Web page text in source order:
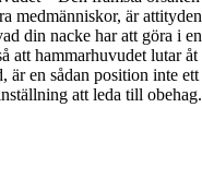
är
din nacke har att göra i
att hammarhuvudet lutar
en sådan position inte
att leda till